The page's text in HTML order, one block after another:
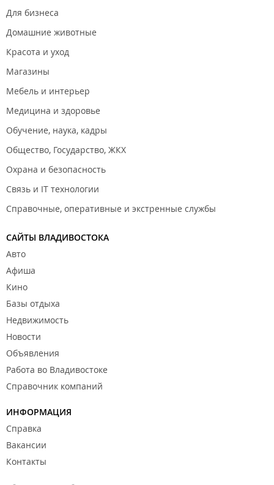
Для бизнеса
Домашние животные
Красота и уход
Магазины
Мебель и интерьер
Медицина и здоровье
Обучение, наука, кадры
Общество, Государство, ЖКХ
Охрана и безопасность
Связь и IT технологии
Справочные, оперативные и экстренные службы
САЙТЫ ВЛАДИВОСТОКА
Авто
Афиша
Кино
Базы отдыха
Недвижимость
Новости
Объявления
Работа во Владивостоке
Справочник компаний
ИНФОРМАЦИЯ
Справка
Вакансии
Контакты